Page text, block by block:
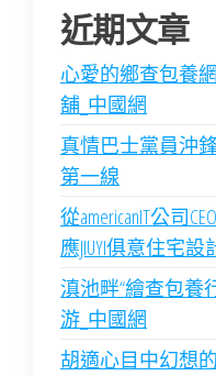
近期文章
心愛的鄉查包養
舖_中國網
真情巴士黨員沖
第一線
從americanIT公司
應JIUYI俱意住宅
滇池畔“繪查包養
游_中國網
胡適心目中幻想